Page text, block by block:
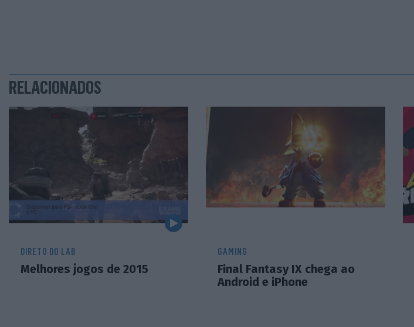
RELACIONADOS
DIRETO DO LAB
Melhores jogos de 2015
GAMING
Final Fantasy IX chega ao
Android e iPhone